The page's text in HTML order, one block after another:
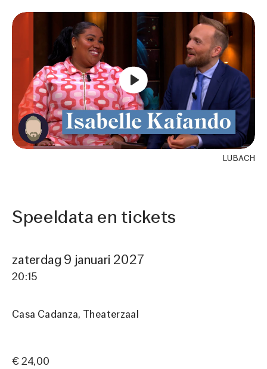
Regie en
tekstbijdrage
Peter van de Witte
Licht- en
decorontwerp
Scott Robin Jun
Kostuum Sabine Snijders
Producent
MORE Theater
Producties
LUBACH
Speeldata en tickets
zaterdag 9 januari 2027
20:15
Casa Cadanza Theaterzaal
€ 24,00